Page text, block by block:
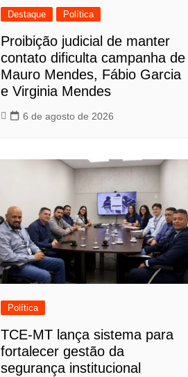
Destaque Política
Proibição judicial de manter
contato dificulta campanha de
Mauro Mendes, Fábio Garcia
e Virginia Mendes
6 de agosto de 2026
Política
TCE-MT lança sistema para
fortalecer gestão da
segurança institucional